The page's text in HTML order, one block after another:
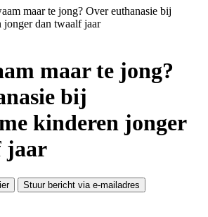
maar te jong? Over euthanasie bij
dan twaalf jaar
maar te jong?
bij
kinderen jonger
jaar
Stuur bericht via e-mailadres